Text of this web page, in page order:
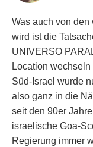
Was auch von
wird ist die
UNIVERSO
Location
Süd-Israel wurde
also ganz in die
seit den 90er
israelische Goa-
Regierung immer